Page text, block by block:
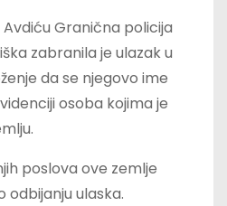
Granična policija
zabranila je ulazak u
da se njegovo ime
osoba kojima je
poslova ove zemlje
odbijanju ulaska.